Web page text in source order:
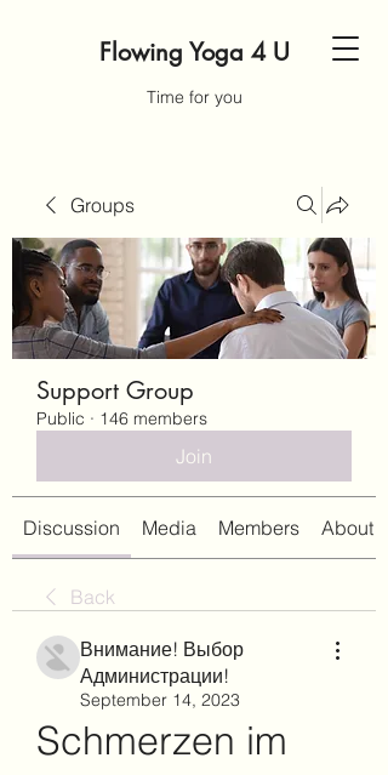
Flowing Yoga 4 U
Time for you
Groups
Support Group
Public · 146 members
Join
Discussion Media Members About
Back
Внимание! Выбор
Администрации!
September 14, 2023
Schmerzen im